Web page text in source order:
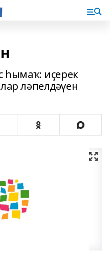
һы­маҡ: иҫерек
ләпелдәүен